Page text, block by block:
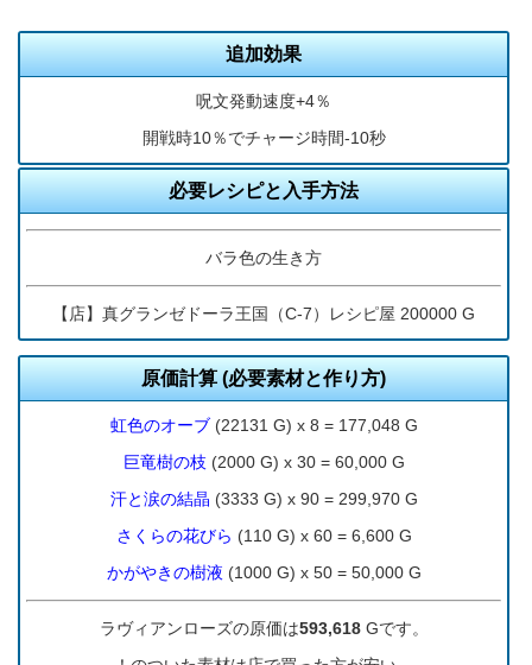
追加効果
呪文発動速度+4％
開戦時10％でチャージ時間-10秒
必要レシピと入手方法
バラ色の生き方
【店】真グランゼドーラ王国（C-7）レシピ屋 200000 G
原価計算 (必要素材と作り方)
虹色のオーブ(22131 G) x 8 = 177,048 G
巨竜樹の枝 (2000 G) x 30 = 60,000 G
汗と涙の結晶 (3333 G) x 90 = 299,970 G
さくらの花びら (110 G) x 60 = 6,600 G
かがやきの樹液 (1000 G) x 50 = 50,000 G
ラヴィアンローズの原価は593,618Gです。